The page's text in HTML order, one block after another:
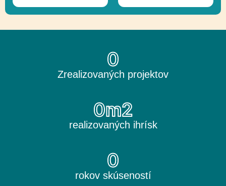
Zrealizovaných projektov
0
realizovaných ihrísk
0m2
rokov skúseností
0